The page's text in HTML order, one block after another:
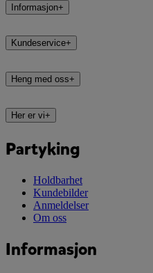
Informasjon+
Kundeservice+
Heng med oss+
Her er vi+
Partyking
Holdbarhet
Kundebilder
Anmeldelser
Om oss
Informasjon